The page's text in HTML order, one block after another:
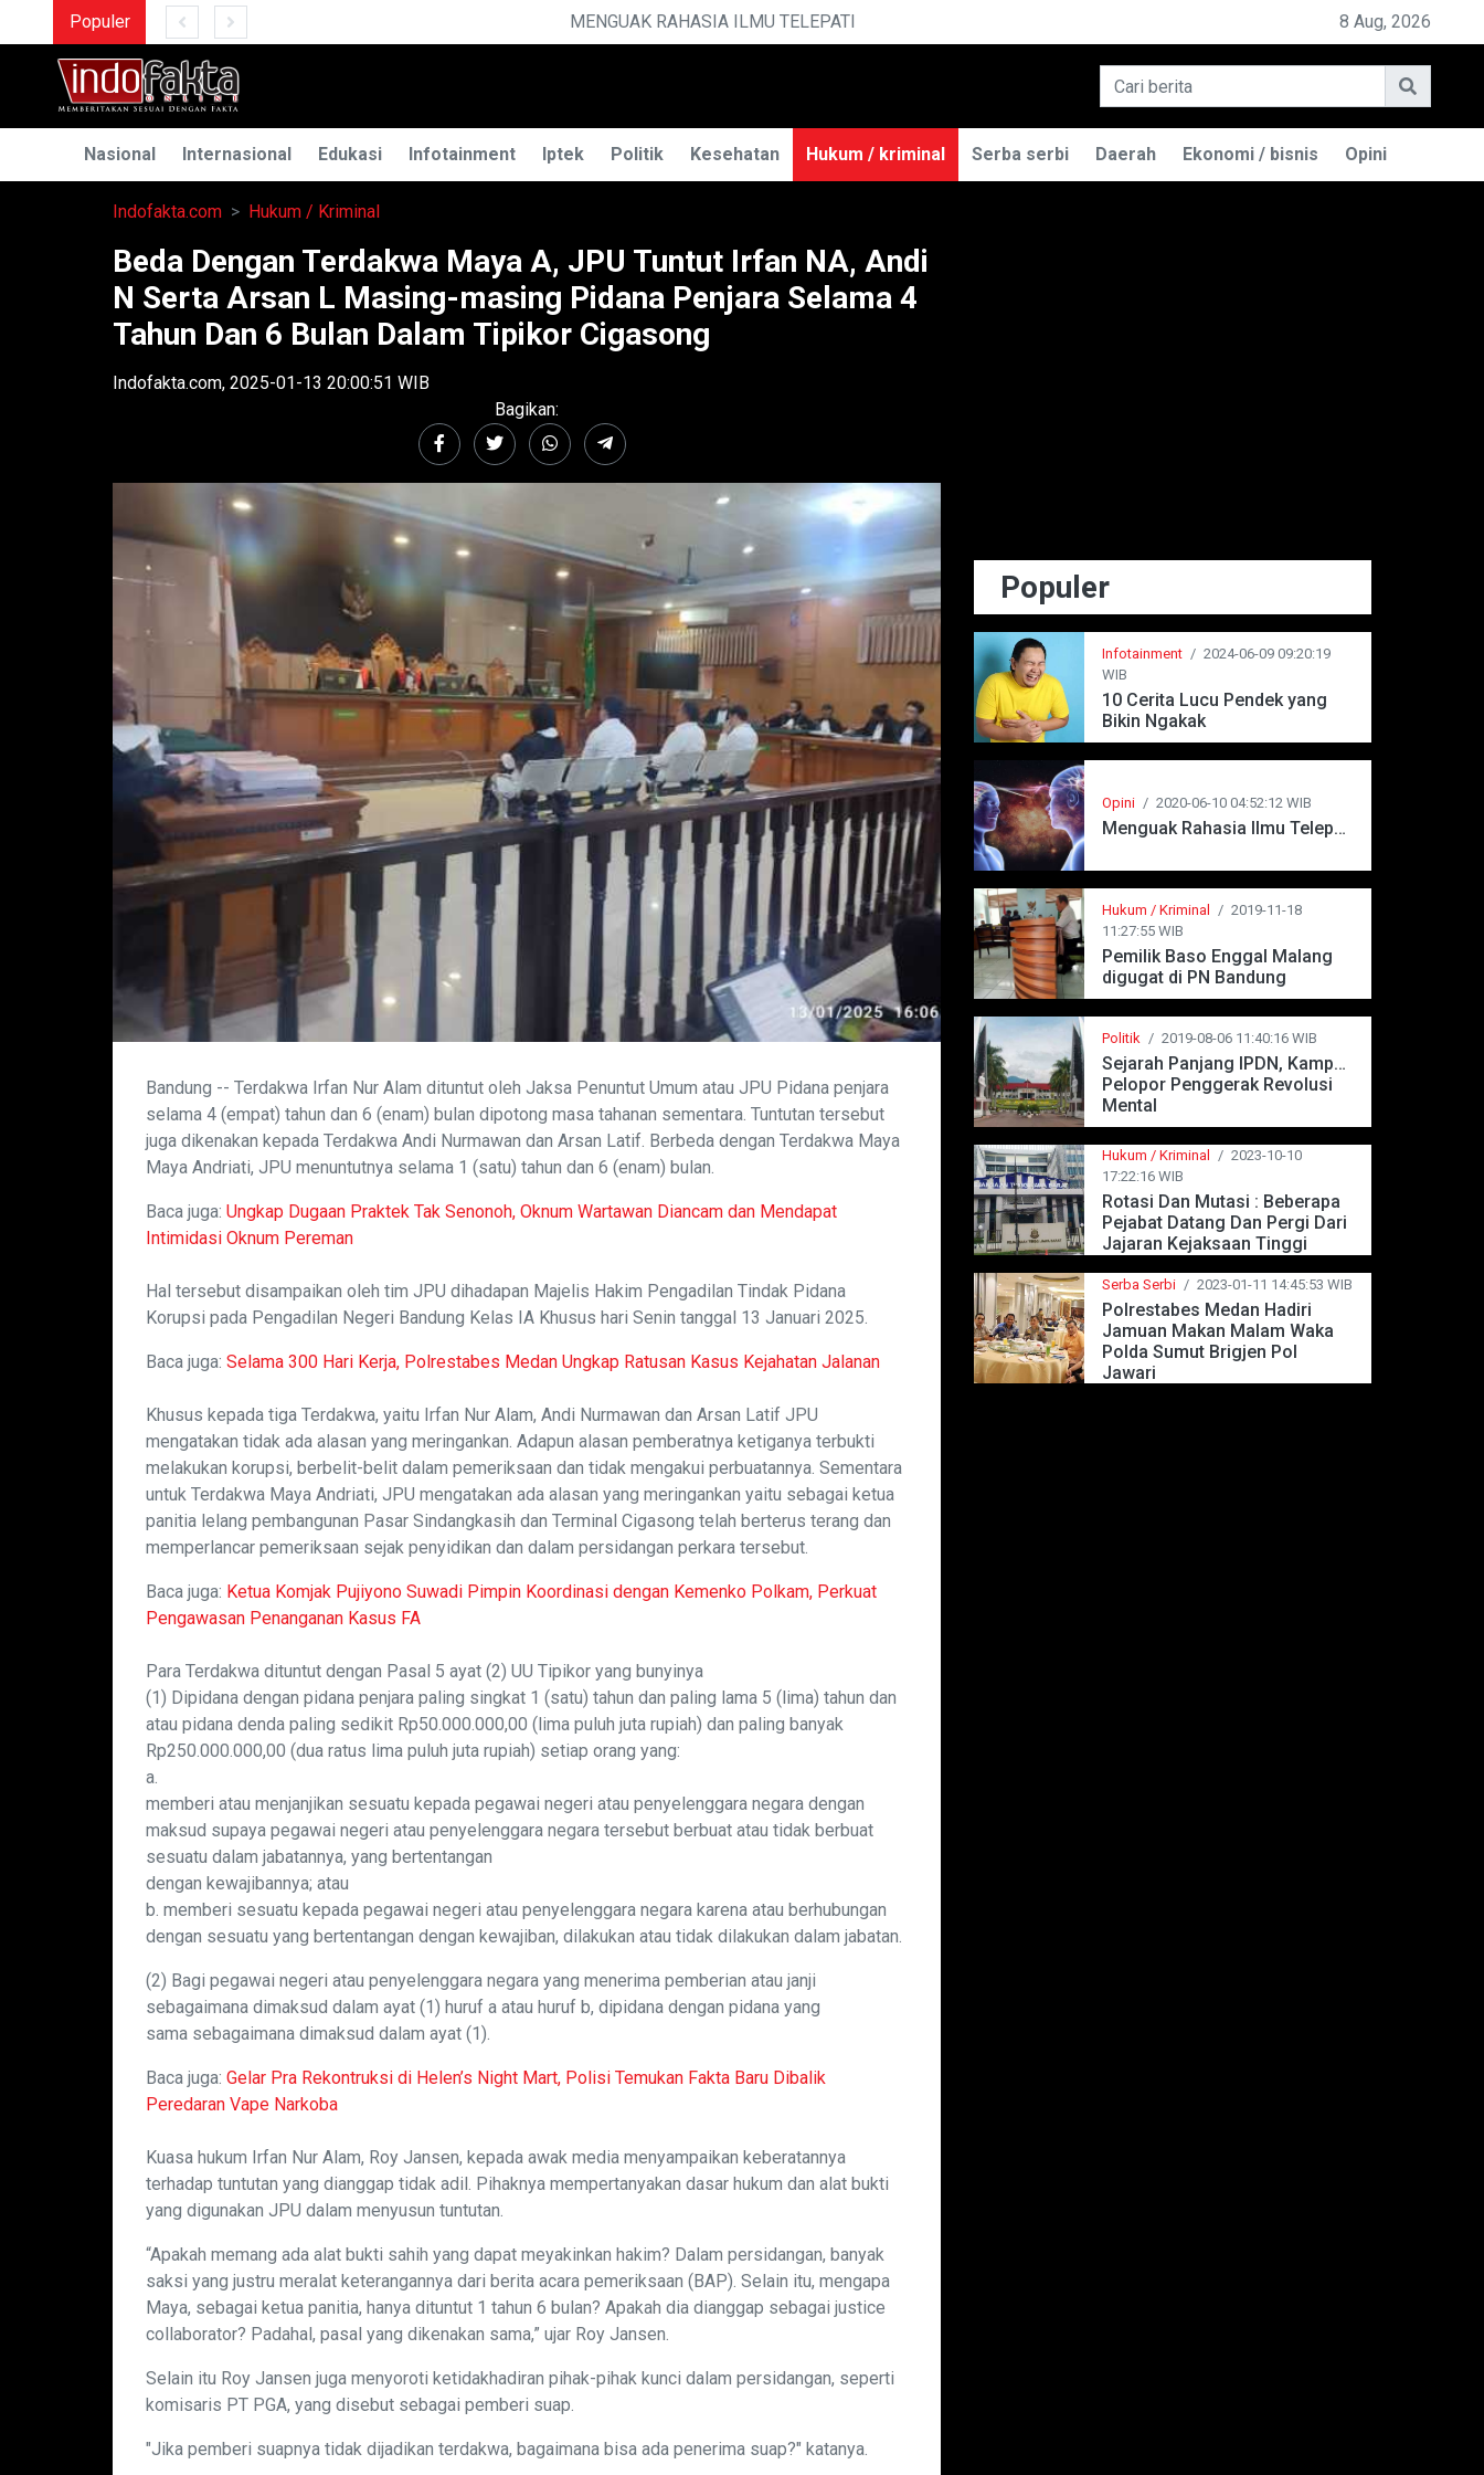
Populer MENGUAK RAHASIA ILMU TELEPATI PEMILIK BASO ENGGAL MALANG DIGUGAT DI PN BANDUNG
8 Aug, 2026
Nasional Internasional Edukasi Infotainment Iptek Politik Kesehatan Hukum / kriminal Serba serbi Daerah Ekonomi / bisnis Opini
Indofakta.com Hukum / Kriminal
Beda Dengan Terdakwa Maya A, JPU Tuntut Irfan NA, Andi
N Serta Arsan L Masing-masing Pidana Penjara Selama 4
Tahun Dan 6 Bulan Dalam Tipikor Cigasong
Indofakta.com, 2025-01-13 20:00:51 WIB
Bagikan:
Bandung -- Terdakwa Irfan Nur Alam dituntut oleh Jaksa Penuntut Umum atau JPU Pidana penjara
selama 4 (empat) tahun dan 6 (enam) bulan dipotong masa tahanan sementara. Tuntutan tersebut
juga dikenakan kepada Terdakwa Andi Nurmawan dan Arsan Latif. Berbeda dengan Terdakwa Maya
Maya Andriati, JPU menuntutnya selama 1 (satu) tahun dan 6 (enam) bulan.
Baca juga: Ungkap Dugaan Praktek Tak Senonoh, Oknum Wartawan Diancam dan Mendapat
Intimidasi Oknum Pereman
Hal tersebut disampaikan oleh tim JPU dihadapan Majelis Hakim Pengadilan Tindak Pidana
Korupsi pada Pengadilan Negeri Bandung Kelas IA Khusus hari Senin tanggal 13 Januari 2025.
Baca juga: Selama 300 Hari Kerja, Polrestabes Medan Ungkap Ratusan Kasus Kejahatan Jalanan
Khusus kepada tiga Terdakwa, yaitu Irfan Nur Alam, Andi Nurmawan dan Arsan Latif JPU
mengatakan tidak ada alasan yang meringankan. Adapun alasan pemberatnya ketiganya terbukti
melakukan korupsi, berbelit-belit dalam pemeriksaan dan tidak mengakui perbuatannya. Sementara
untuk Terdakwa Maya Andriati, JPU mengatakan ada alasan yang meringankan yaitu sebagai ketua
panitia lelang pembangunan Pasar Sindangkasih dan Terminal Cigasong telah berterus terang dan
memperlancar pemeriksaan sejak penyidikan dan dalam persidangan perkara tersebut.
Baca juga: Ketua Komjak Pujiyono Suwadi Pimpin Koordinasi dengan Kemenko Polkam, Perkuat
Pengawasan Penanganan Kasus FA
Para Terdakwa dituntut dengan Pasal 5 ayat (2) UU Tipikor yang bunyinya
(1) Dipidana dengan pidana penjara paling singkat 1 (satu) tahun dan paling lama 5 (lima) tahun dan
atau pidana denda paling sedikit Rp50.000.000,00 (lima puluh juta rupiah) dan paling banyak
Rp250.000.000,00 (dua ratus lima puluh juta rupiah) setiap orang yang:
a.
memberi atau menjanjikan sesuatu kepada pegawai negeri atau penyelenggara negara dengan
maksud supaya pegawai negeri atau penyelenggara negara tersebut berbuat atau tidak berbuat
sesuatu dalam jabatannya, yang bertentangan
dengan kewajibannya; atau
b. memberi sesuatu kepada pegawai negeri atau penyelenggara negara karena atau berhubungan
dengan sesuatu yang bertentangan dengan kewajiban, dilakukan atau tidak dilakukan dalam jabatan.
(2) Bagi pegawai negeri atau penyelenggara negara yang menerima pemberian atau janji
sebagaimana dimaksud dalam ayat (1) huruf a atau huruf b, dipidana dengan pidana yang
sama sebagaimana dimaksud dalam ayat (1).
Baca juga: Gelar Pra Rekontruksi di Helen’s Night Mart, Polisi Temukan Fakta Baru Dibalik
Peredaran Vape Narkoba
Kuasa hukum Irfan Nur Alam, Roy Jansen, kepada awak media menyampaikan keberatannya
terhadap tuntutan yang dianggap tidak adil. Pihaknya mempertanyakan dasar hukum dan alat bukti
yang digunakan JPU dalam menyusun tuntutan.
“Apakah memang ada alat bukti sahih yang dapat meyakinkan hakim? Dalam persidangan, banyak
saksi yang justru meralat keterangannya dari berita acara pemeriksaan (BAP). Selain itu, mengapa
Maya, sebagai ketua panitia, hanya dituntut 1 tahun 6 bulan? Apakah dia dianggap sebagai justice
collaborator? Padahal, pasal yang dikenakan sama,” ujar Roy Jansen.
Selain itu Roy Jansen juga menyoroti ketidakhadiran pihak-pihak kunci dalam persidangan, seperti
komisaris PT PGA, yang disebut sebagai pemberi suap.
"Jika pemberi suapnya tidak dijadikan terdakwa, bagaimana bisa ada penerima suap?" katanya.
Populer
Infotainment / 2024-06-09 09:20:19
WIB
10 Cerita Lucu Pendek yang
Bikin Ngakak
Opini / 2020-06-10 04:52:12 WIB
Menguak Rahasia Ilmu Telepati
Hukum / Kriminal / 2019-11-18
11:27:55 WIB
Pemilik Baso Enggal Malang
digugat di PN Bandung
Politik / 2019-08-06 11:40:16 WIB
Sejarah Panjang IPDN, Kampus
Pelopor Penggerak Revolusi
Mental
Hukum / Kriminal / 2023-10-10
17:22:16 WIB
Rotasi Dan Mutasi : Beberapa
Pejabat Datang Dan Pergi Dari
Jajaran Kejaksaan Tinggi
Serba Serbi / 2023-01-11 14:45:53 WIB
Polrestabes Medan Hadiri
Jamuan Makan Malam Waka
Polda Sumut Brigjen Pol
Jawari